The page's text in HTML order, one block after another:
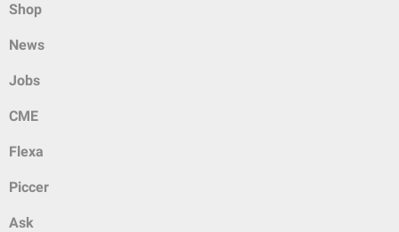
Shop
News
Jobs
CME
Flexa
Piccer
Ask